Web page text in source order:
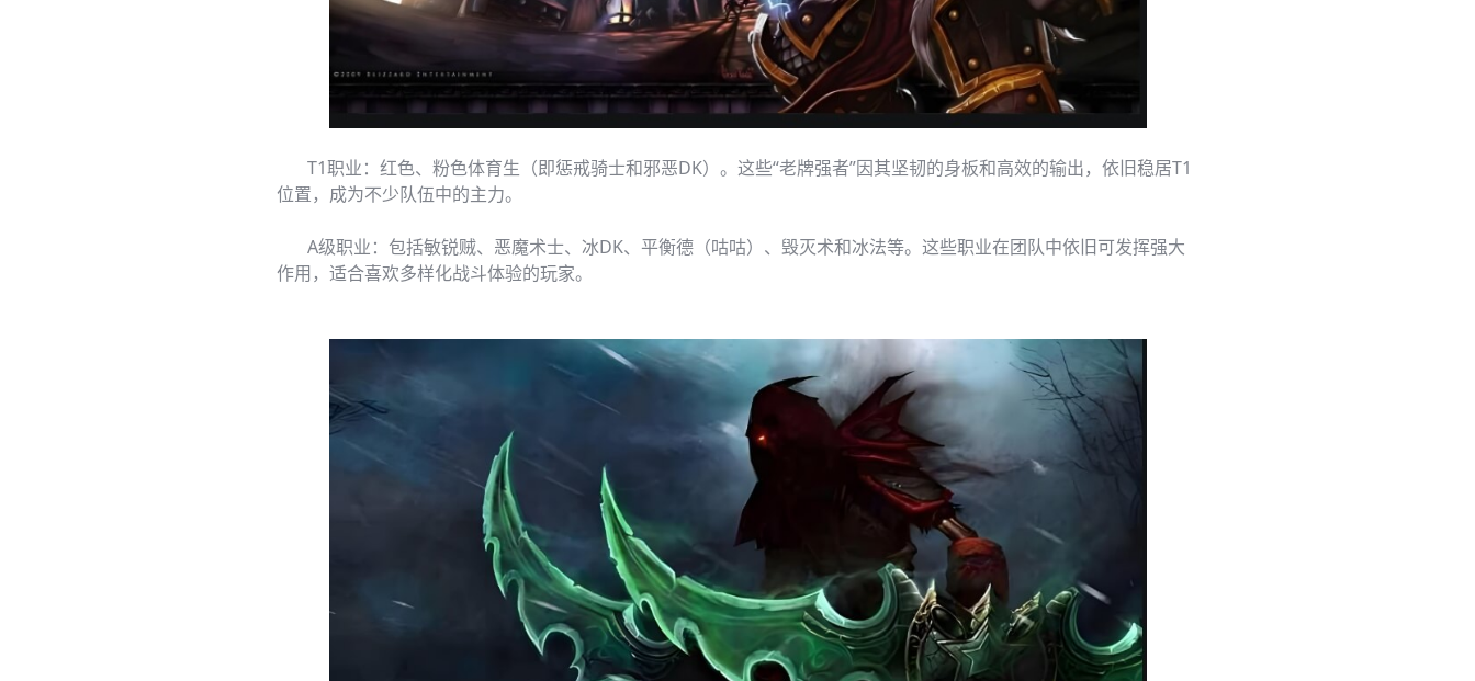
T1职业：红色、粉色体育生（即惩戒骑士和邪恶DK）。这些“老牌强者”因其坚韧的身板和高效的输出，依旧稳居T1
位置，成为不少队伍中的主力。
A级职业：包括敏锐贼、恶魔术士、冰DK、平衡德（咕咕）、毁灭术和冰法等。这些职业在团队中依旧可发挥强大
作用，适合喜欢多样化战斗体验的玩家。